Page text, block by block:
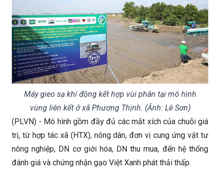
Máy gieo sạ khí động kết hợp vùi phân tại mô hình
vùng liên kết ở xã Phương Thịnh. (Ảnh: Lê Sơn)
(PLVN) - Mô hình gồm đầy đủ các mắt xích của chuỗi giá
trị, từ hợp tác xã (HTX), nông dân, đơn vị cung ứng vật tư
nông nghiệp, DN cơ giới hóa, DN thu mua, đến hệ thống
đánh giá và chứng nhận gạo Việt Xanh phát thải thấp.